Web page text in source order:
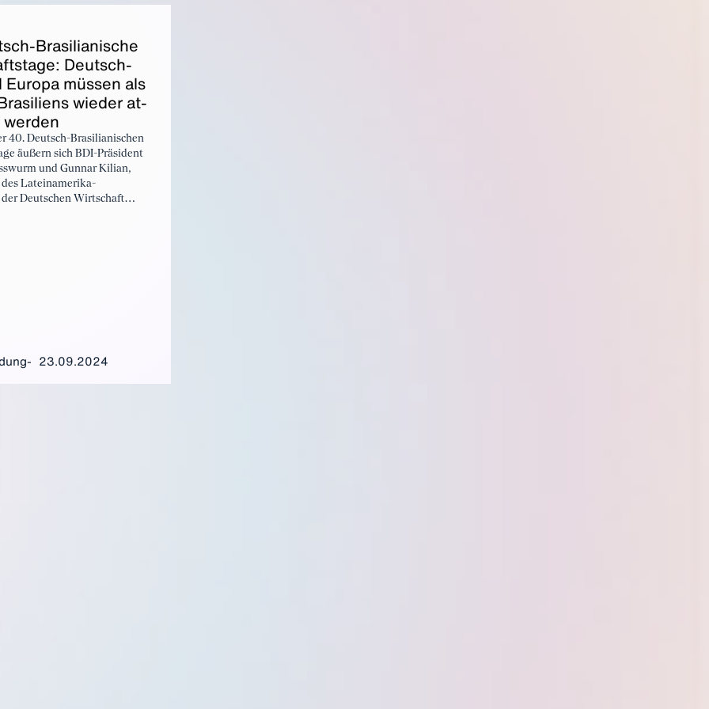
Bra­si­lia­ni­sche
Deutsch­
Eu­ro­pa müs­sen als
wie­der at­
40. Deutsch-Brasilianischen
äußern sich BDI-Präsident
und Gunnar Kilian,
des Lateinamerika-
der Deutschen Wirtschaft
23.09.2024